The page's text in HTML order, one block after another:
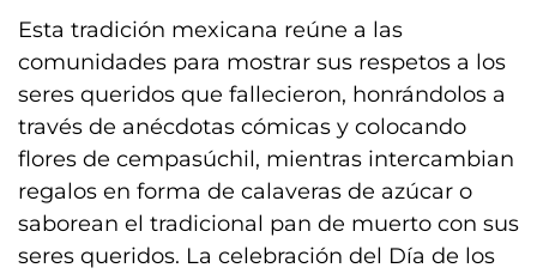
Esta tradición mexicana reúne a las
comunidades para mostrar sus respetos a los
seres queridos que fallecieron, honrándolos a
través de anécdotas cómicas y colocando
flores de cempasúchil, mientras intercambian
regalos en forma de calaveras de azúcar o
saborean el tradicional pan de muerto con sus
seres queridos. La celebración del Día de los